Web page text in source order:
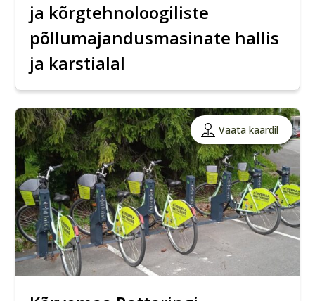
ja kõrgtehnoloogiliste
põllumajandusmasinate hallis
ja karstialal
Vaata kaardil